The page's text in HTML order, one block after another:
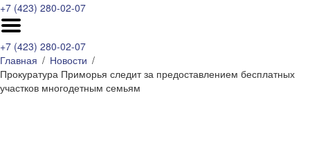
+7 (423) 280-02-07
+7 (423) 280-02-07
Главная
Новости
Прокуратура Приморья следит за предоставлением бесплатных
участков многодетным семьям